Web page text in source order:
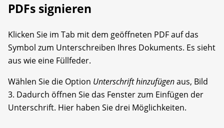
PDFs signieren
Klicken Sie im Tab mit dem geöffneten PDF auf das
Symbol zum Unterschreiben Ihres Dokuments. Es sieht
aus wie eine Füllfeder.
Wählen Sie die Option Unterschrift hinzufügenaus, Bild
3. Dadurch öffnen Sie das Fenster zum Einfügen der
Unterschrift. Hier haben Sie drei Möglichkeiten.